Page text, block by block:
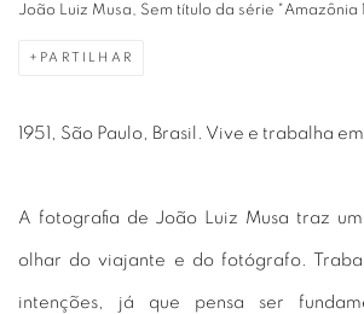
João Luiz Musa, Sem título da série "Amazônia
PARTILHAR
1951, São Paulo, Brasil. Vive e trabalha
A fotografia de João Luiz Musa traz
olhar do viajante e do fotógrafo.
intenções, já que pensa ser